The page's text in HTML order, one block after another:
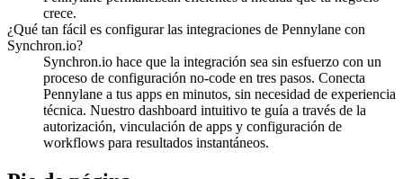
crece.
¿Qué tan fácil es configurar las integraciones de Pennylane con
Synchron.io?
Synchron.io hace que la integración sea sin esfuerzo con un
proceso de configuración no-code en tres pasos. Conecta
Pennylane a tus apps en minutos, sin necesidad de experiencia
técnica. Nuestro dashboard intuitivo te guía a través de la
autorización, vinculación de apps y configuración de
workflows para resultados instantáneos.